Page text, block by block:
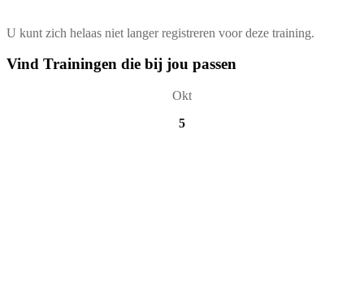
U kunt zich helaas niet langer registreren voor deze training.
Vind Trainingen die bij jou passen
Okt
5